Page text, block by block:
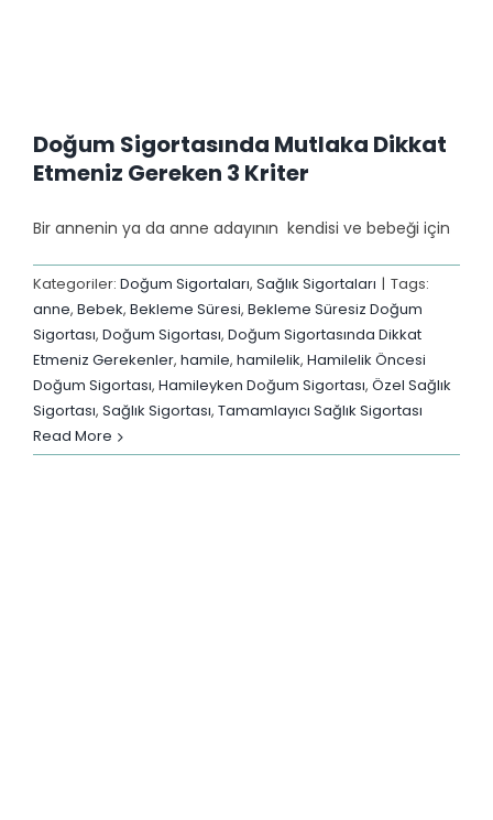
Doğum Sigortasında Mutlaka Dikkat
Etmeniz Gereken 3 Kriter
Bir annenin ya da anne adayının kendisi ve bebeği için
Kategoriler: Doğum Sigortaları, Sağlık Sigortaları | Tags:
anne, Bebek, Bekleme Süresi, Bekleme Süresiz Doğum
Sigortası, Doğum Sigortası, Doğum Sigortasında Dikkat
Etmeniz Gerekenler, hamile, hamilelik, Hamilelik Öncesi
Doğum Sigortası, Hamileyken Doğum Sigortası, Özel Sağlık
Sigortası, Sağlık Sigortası, Tamamlayıcı Sağlık Sigortası
Read More